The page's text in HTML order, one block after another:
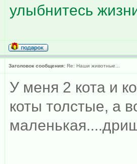
улыбнитесь
Заголовок сообщения: Re: Наши животные...
У меня 2 кота и
коты толстые, а